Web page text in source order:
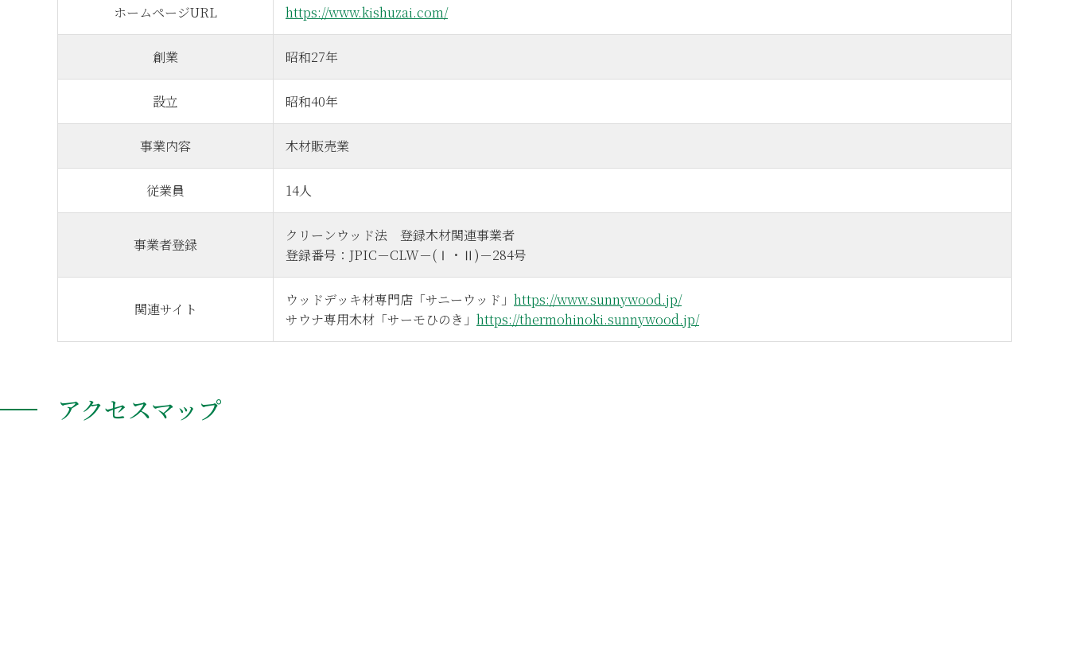
ホームページURL https://www.kishuzai.com/
創業 昭和27年
設立 昭和40年
事業内容 木材販売業
従業員 14人
事業者登録
クリーンウッド法 登録木材関連事業者
登録番号：JPIC－CLW－(Ⅰ・Ⅱ)－284号
関連サイト
ウッドデッキ材専門店「サニーウッド」 https://www.sunnywood.jp/
サウナ専用木材「サーモひのき」 https://thermohinoki.sunnywood.jp/
アクセスマップ